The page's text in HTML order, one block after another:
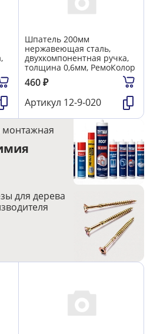
Шпатель 200мм
нержавеющая сталь,
двухкомпонентная ручка,
толщина 0,6мм, РемоКолор
460₽
Артикул 12-9-020
монтажная
для дерева